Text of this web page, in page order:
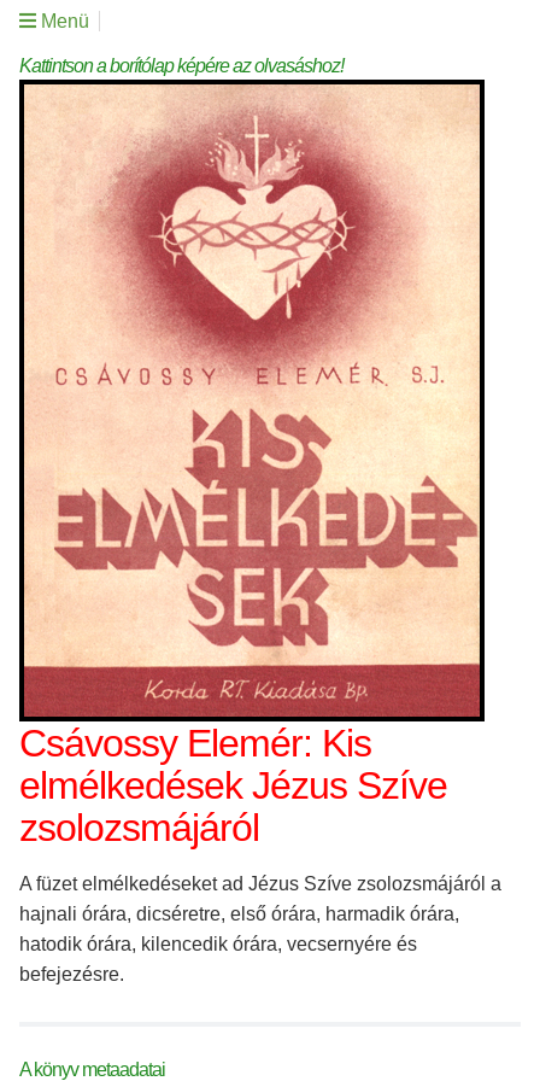
Menü
Kattintson a borítólap képére az olvasáshoz!
Csávossy Elemér: Kis
elmélkedések Jézus Szíve
zsolozsmájáról
A füzet elmélkedéseket ad Jézus Szíve zsolozsmájáról a
hajnali órára, dicséretre, első órára, harmadik órára,
hatodik órára, kilencedik órára, vecsernyére és
befejezésre.
A könyv metaadatai